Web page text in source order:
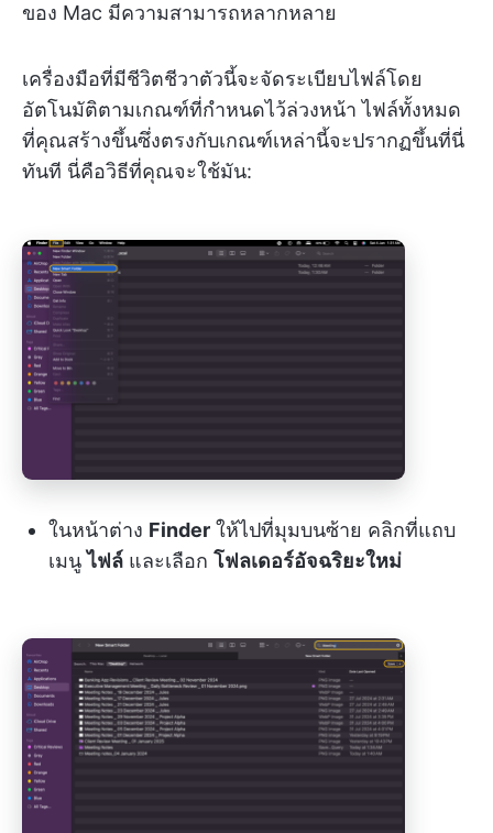
ของ Mac มีความสามารถหลากหลาย
เครื่องมือที่มีชีวิตชีวาตัวนี้จะจัดระเบียบไฟล์โดย
อัตโนมัติตามเกณฑ์ที่กำหนดไว้ล่วงหน้า ไฟล์ทั้งหมด
ที่คุณสร้างขึ้นซึ่งตรงกับเกณฑ์เหล่านี้จะปรากฏขึ้นที่นี่
ทันที นี่คือวิธีที่คุณจะใช้มัน:
ในหน้าต่าง Finder ให้ไปที่มุมบนซ้าย คลิกที่แถบ
เมนูไฟล์ และเลือก โฟลเดอร์อัจฉริยะใหม่